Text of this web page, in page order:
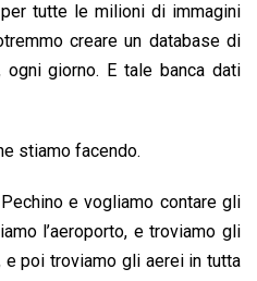
tutte le milioni di immagini
creare un database di
giorno. E tale banca dati
stiamo facendo.
e vogliamo contare gli
l’aeroporto, e troviamo gli
poi troviamo gli aerei in tutta